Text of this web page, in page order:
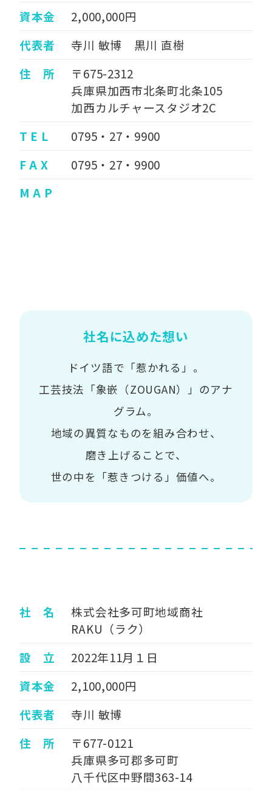
資本金
2,000,000円
代表者
寺川 敏博 黒川 直樹
住 所
〒675-2312
兵庫県加西市北条町北条105
加西カルチャースタジオ2C
T E L
0795・27・9900
F A X
0795・27・9900
M A P
社名に込めた想い
ドイツ語で「惹かれる」。
工芸技法「象嵌（ZOUGAN）」のアナ
グラム。
地域の異質なものを組み合わせ、
磨き上げることで、
世の中を「惹きつける」価値へ。
社 名
株式会社多可町地域商社
RAKU（ラク）
設 立
2022年11月１日
資本金
2,100,000円
代表者
寺川 敏博
住 所
〒677-0121
兵庫県多可郡多可町
八千代区中野間363-14